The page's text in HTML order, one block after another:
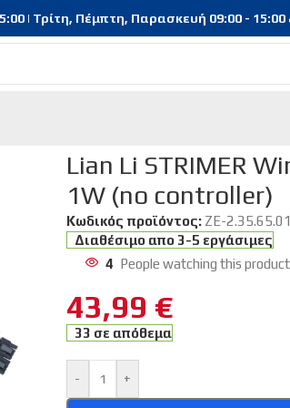
| Τρίτη, Πέμπτη, Παρασκευή 09:00 - 15:00
Lian Li STRIMER
1W (no controller)
Κωδικός προϊόντος: ZE-
Διαθέσιμο απο 3-5 εργάσιμες
4 People watching this
43,99 €
33 σε απόθεμα
- +